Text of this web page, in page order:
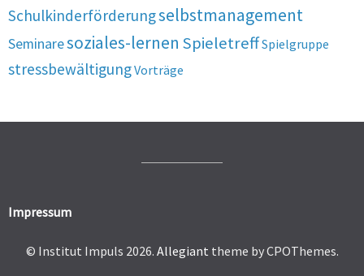
Schulkinderförderungselbstmanagement
Seminaresoziales-lernen SpieletreffSpielgruppe
stressbewältigungVorträge
Impressum
© Institut Impuls 2026. Allegiant theme by CPOThemes.